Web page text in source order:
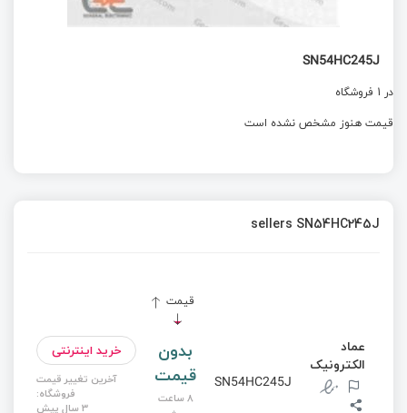
SN54HC245J
در 1 فروشگاه
قیمت هنوز مشخص نشده است
sellers SN54HC245J
قیمت
عماد
الکترونیک
SN54HC245J
بدون
قیمت
8 ساعت
خرید اینترنتی
آخرین تغییر قیمت
فروشگاه:
3 سال پیش